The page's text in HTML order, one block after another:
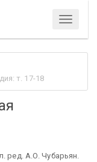
Меню
т. 17-18
ред. А.О. Чубарьян.